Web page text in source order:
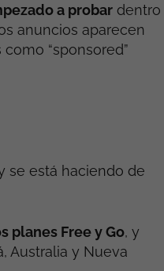
a probardentro
anuncios aparecen
“sponsored”
se está haciendo de
planes Free y Go, y
Australia y Nueva